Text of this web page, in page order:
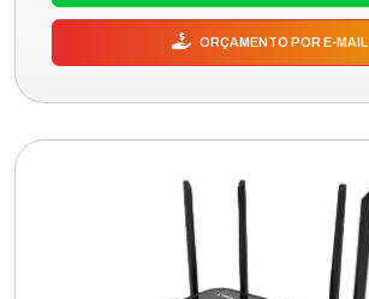
ORÇAMENTO POR E-MAIL